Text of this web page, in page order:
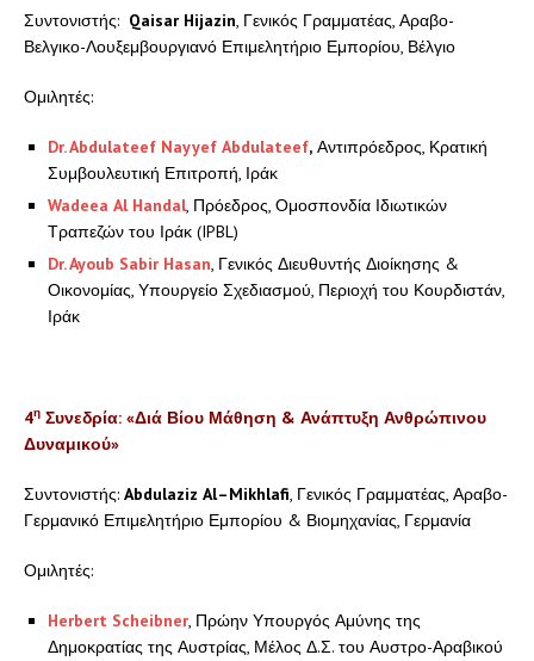
Συντονιστής: Qaisar Hijazin, Γενικός Γραμματέας, Αραβο-
Βελγικο-Λουξεμβουργιανό Επιμελητήριο Εμπορίου, Βέλγιο
Ομιλητές:
Dr.Abdulateef Nayyef Abdulateef, Αντιπρόεδρος, Κρατική
Συμβουλευτική Επιτροπή, Ιράκ
Wadeea Al Handal, Πρόεδρος, Ομοσπονδία Ιδιωτικών
Τραπεζών του Ιράκ (IPBL)
Dr.Ayoub Sabir Hasan, Γενικός Διευθυντής Διοίκησης &
Οικονομίας, Υπουργείο Σχεδιασμού, Περιοχή του Κουρδιστάν,
Ιράκ
4η Συνεδρία: «Διά Βίου Μάθηση & Ανάπτυξη Ανθρώπινου
Δυναμικού»
Συντονιστής: Abdulaziz Al–Mikhlafi, Γενικός Γραμματέας, Αραβο-
Γερμανικό Επιμελητήριο Εμπορίου & Βιομηχανίας, Γερμανία
Ομιλητές:
Herbert Scheibner, Πρώην Υπουργός Αμύνης της
Δημοκρατίας της Αυστρίας, Μέλος Δ.Σ. του Αυστρο-Αραβικού